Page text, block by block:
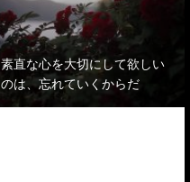
素直な心を大切にして欲しい
のは、忘れていくからだ